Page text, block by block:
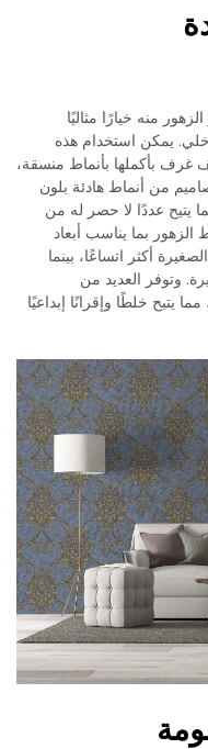
منه خيارًا مثاليًا
يمكن استخدام هذه
غرف بأكملها بأنماط منسقة،
من أنماط هادئة بلون
يتيح عددًا لا حصر له من
الزهور بما يناسب أبعاد
أكثر اتساعًا، بينما
وتوفر العديد من
يتيح خلطًا وإقرانًا إبداعيًا